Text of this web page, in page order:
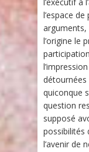
l’espace
arguments,
l’origine le
détournées
quiconque
question
supposé
possibilités
l’avenir de